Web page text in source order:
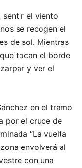
sentir el viento
se recogen el
de sol. Mientras
tocan el borde
y ver el
en el tramo
por el cruce de
“La vuelta
envolverá al
con una